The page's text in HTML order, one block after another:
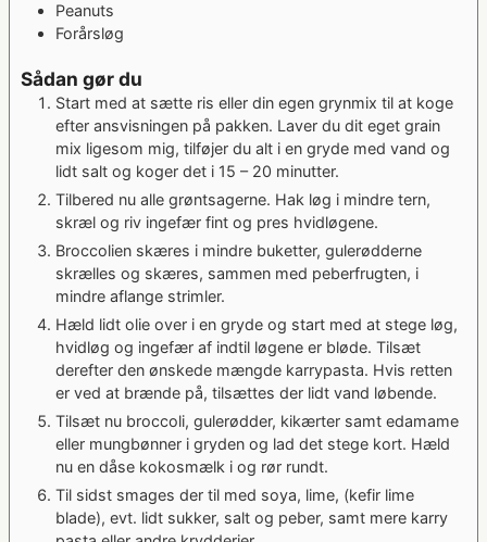
Peanuts
Forårsløg
Sådan gør du
Start med at sætte ris eller din egen grynmix til at koge
efter ansvisningen på pakken. Laver du dit eget grain
mix ligesom mig, tilføjer du alt i en gryde med vand og
lidt salt og koger det i 15 – 20 minutter.
Tilbered nu alle grøntsagerne. Hak løg i mindre tern,
skræl og riv ingefær fint og pres hvidløgene.
Broccolien skæres i mindre buketter, gulerødderne
skrælles og skæres, sammen med peberfrugten, i
mindre aflange strimler.
Hæld lidt olie over i en gryde og start med at stege løg,
hvidløg og ingefær af indtil løgene er bløde. Tilsæt
derefter den ønskede mængde karrypasta. Hvis retten
er ved at brænde på, tilsættes der lidt vand løbende.
Tilsæt nu broccoli, gulerødder, kikærter samt edamame
eller mungbønner i gryden og lad det stege kort. Hæld
nu en dåse kokosmælk i og rør rundt.
Til sidst smages der til med soya, lime, (kefir lime
blade), evt. lidt sukker, salt og peber, samt mere karry